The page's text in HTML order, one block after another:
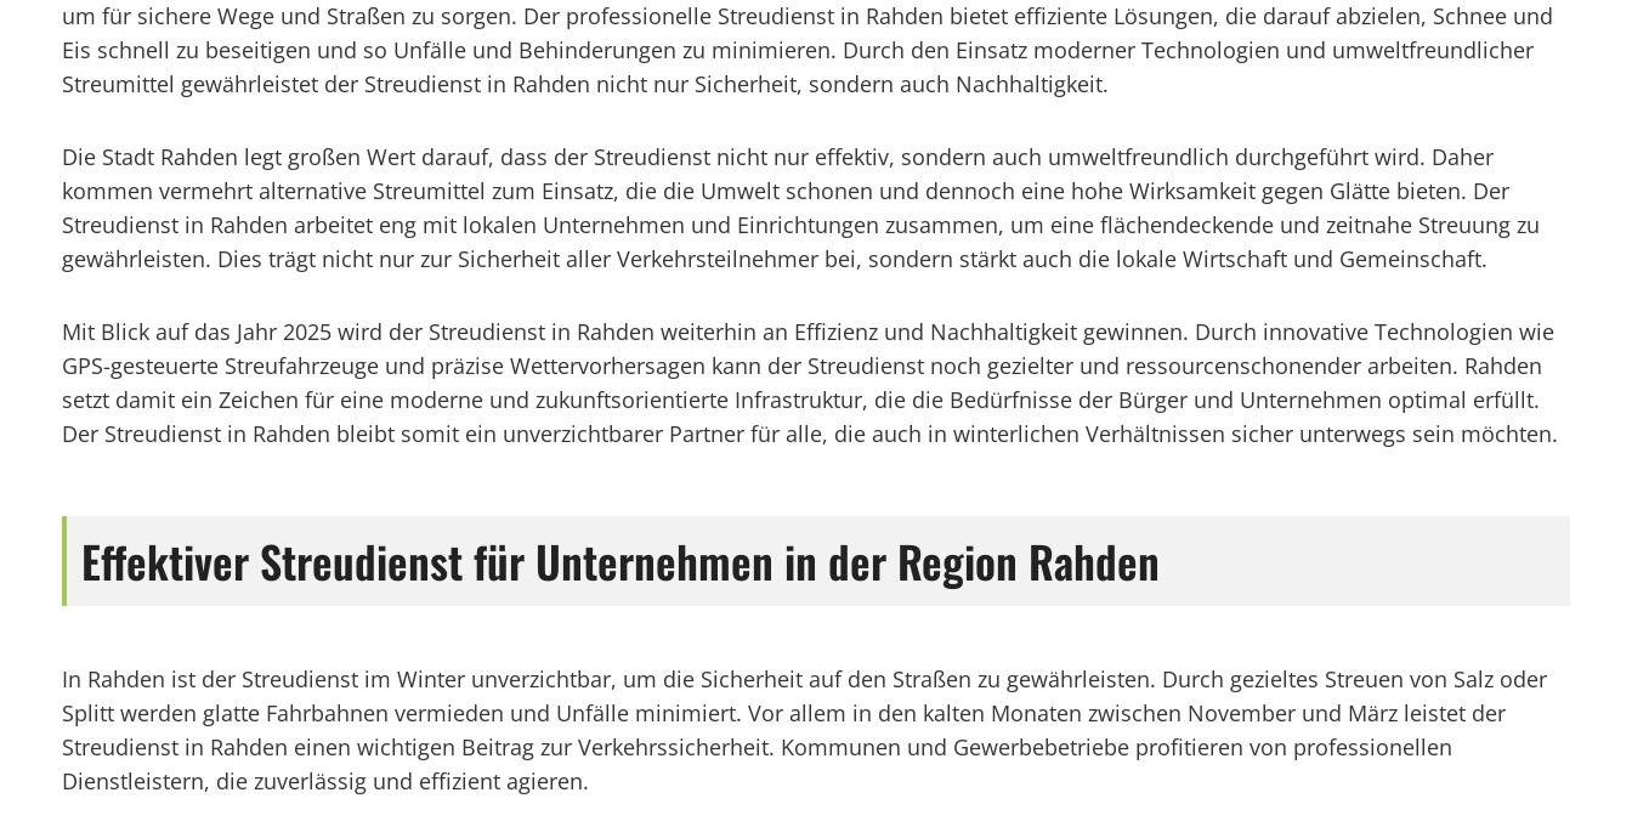
um für sichere Wege und Straßen zu sorgen. Der professionelle Streudienst in Rahden bietet effiziente Lösungen, die darauf abzielen, Schnee und
Eis schnell zu beseitigen und so Unfälle und Behinderungen zu minimieren. Durch den Einsatz moderner Technologien und umweltfreundlicher
Streumittel gewährleistet der Streudienst in Rahden nicht nur Sicherheit, sondern auch Nachhaltigkeit.
Die Stadt Rahden legt großen Wert darauf, dass der Streudienst nicht nur effektiv, sondern auch umweltfreundlich durchgeführt wird. Daher
kommen vermehrt alternative Streumittel zum Einsatz, die die Umwelt schonen und dennoch eine hohe Wirksamkeit gegen Glätte bieten. Der
Streudienst in Rahden arbeitet eng mit lokalen Unternehmen und Einrichtungen zusammen, um eine flächendeckende und zeitnahe Streuung zu
gewährleisten. Dies trägt nicht nur zur Sicherheit aller Verkehrsteilnehmer bei, sondern stärkt auch die lokale Wirtschaft und Gemeinschaft.
Mit Blick auf das Jahr 2025 wird der Streudienst in Rahden weiterhin an Effizienz und Nachhaltigkeit gewinnen. Durch innovative Technologien wie
GPS-gesteuerte Streufahrzeuge und präzise Wettervorhersagen kann der Streudienst noch gezielter und ressourcenschonender arbeiten. Rahden
setzt damit ein Zeichen für eine moderne und zukunftsorientierte Infrastruktur, die die Bedürfnisse der Bürger und Unternehmen optimal erfüllt.
Der Streudienst in Rahden bleibt somit ein unverzichtbarer Partner für alle, die auch in winterlichen Verhältnissen sicher unterwegs sein möchten.
Effektiver Streudienst für Unternehmen in der Region Rahden
In Rahden ist der Streudienst im Winter unverzichtbar, um die Sicherheit auf den Straßen zu gewährleisten. Durch gezieltes Streuen von Salz oder
Splitt werden glatte Fahrbahnen vermieden und Unfälle minimiert. Vor allem in den kalten Monaten zwischen November und März leistet der
Streudienst in Rahden einen wichtigen Beitrag zur Verkehrssicherheit. Kommunen und Gewerbebetriebe profitieren von professionellen
Dienstleistern, die zuverlässig und effizient agieren.